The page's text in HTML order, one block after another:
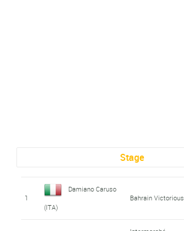
Stage
1
Damiano Caruso
(ITA)
Bahrain Victorious